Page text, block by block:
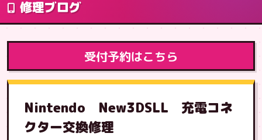
修理ブログ
受付予約はこちら
Nintendo New3DSLL 充電コネ
クター交換修理